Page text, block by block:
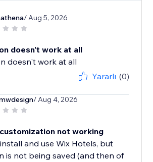
/ Aug 5, 2026
doesn't work at all
doesn't work at all
Yararlı (0)
/ Aug 4, 2026
not working
and use Wix Hotels, but
is not being saved (and then of